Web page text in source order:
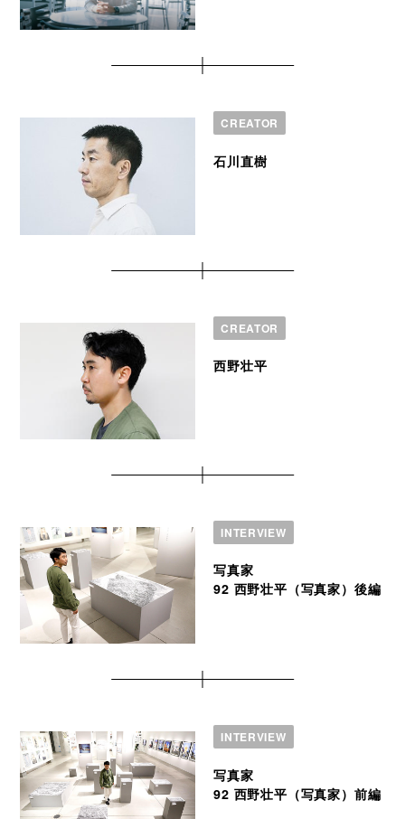
CREATOR
石川直樹
CREATOR
西野壮平
INTERVIEW
写真家
92 西野壮平（写真家）後編
INTERVIEW
写真家
92 西野壮平（写真家）前編